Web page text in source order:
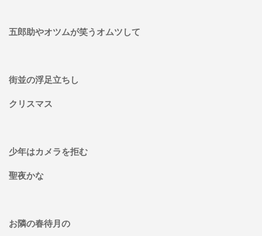
五郎助やオツムが笑うオムツして
街並の浮足立ちし
クリスマス
少年はカメラを拒む
聖夜かな
お隣の春待月の